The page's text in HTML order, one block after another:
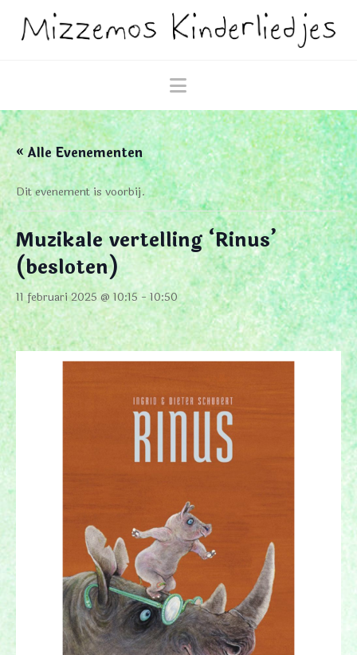
Navigation
« Alle Evenementen
Dit evenement is voorbij.
Muzikale vertelling ‘Rinus’
(besloten)
11 februari 2025 @ 10:15 -10:50